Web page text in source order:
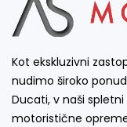
Kot ekskluzivni
nudimo široko
Ducati, v naši
motoristične